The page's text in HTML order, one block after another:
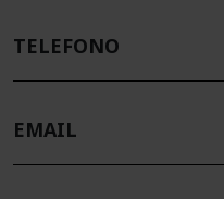
TELEFONO
EMAIL